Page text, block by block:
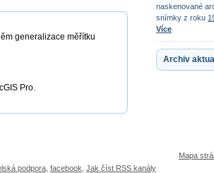
naskenované
snímky z roku
Více
Archiv
generalizace měřítku
Pro.
Mapa
podpora facebook Jak číst RSS kanály